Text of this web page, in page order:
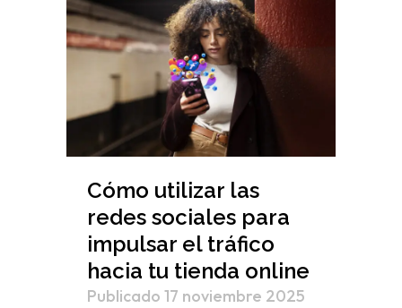
Cómo utilizar las
redes sociales para
impulsar el tráfico
hacia tu tienda online
Publicado 17 noviembre 2025